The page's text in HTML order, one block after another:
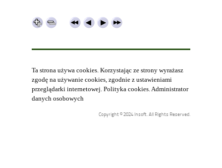
Ta strona używa cookies. Korzystając ze strony wyrażasz
zgodę na używanie cookies, zgodnie z ustawieniami
przeglądarki internetowej. Polityka cookies.Administrator
danych osobowych
Copyright © 2024 Insoft. All Rights Reserved.